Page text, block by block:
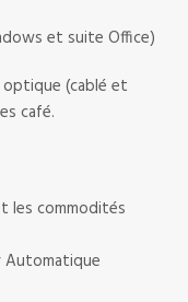
et suite Office)
optique (cablé et
café.
les commodités
Automatique